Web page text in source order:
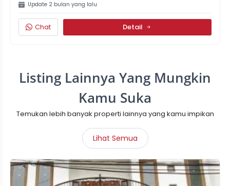
Update 2 bulan yang lalu
Chat Detail
Listing Lainnya Yang Mungkin
Kamu Suka
Temukan lebih banyak properti lainnya yang kamu impikan
Lihat Semua